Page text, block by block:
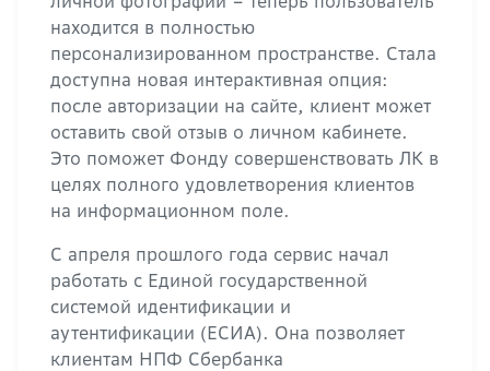
находится в полностью
персонализированном пространстве. Стала
доступна новая интерактивная опция:
после авторизации на сайте, клиент может
оставить свой отзыв о личном кабинете.
Это поможет Фонду совершенствовать ЛК в
целях полного удовлетворения клиентов
на информационном поле.
С апреля прошлого года сервис начал
работать с Единой государственной
системой идентификации и
аутентификации (ЕСИА). Она позволяет
клиентам НПФ Сбербанка